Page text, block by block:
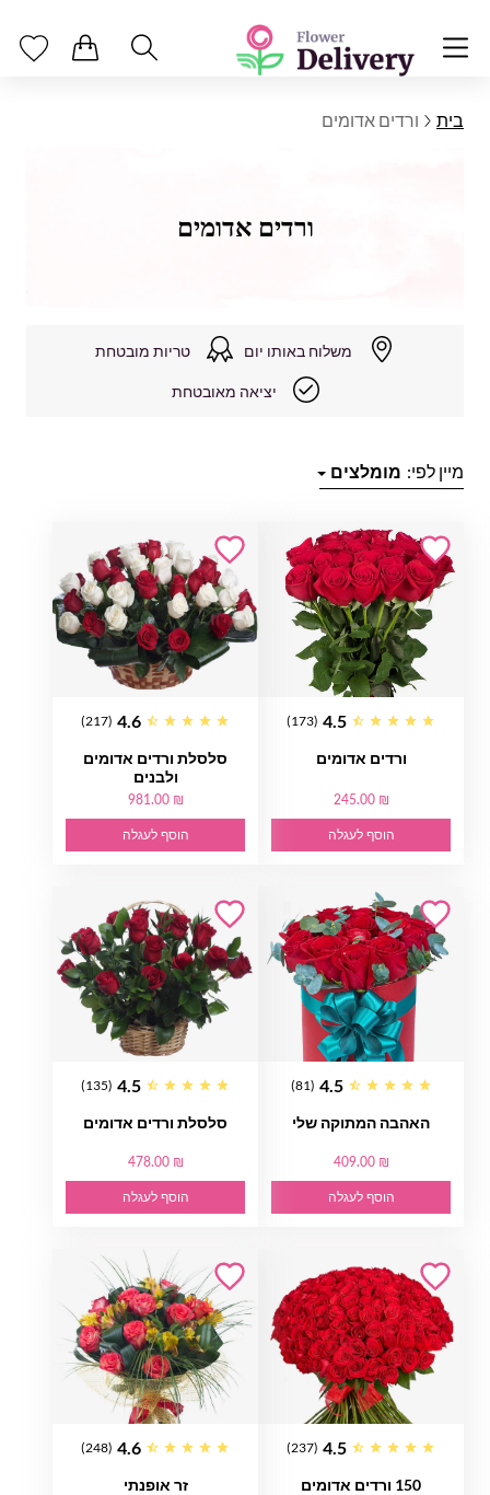
בית ורדים אדומים
ורדים אדומים
משלוח באותו יום טריות מובטחת
יציאה מאובטחת
מיין לפי: מומלצים
4.5
(173)
ורדים אדומים
245.00 ₪
הוסף לעגלה
4.6
(217)
סלסלת ורדים אדומים
ולבנים
981.00 ₪
הוסף לעגלה
4.5
(81)
האהבה המתוקה שלי
409.00 ₪
הוסף לעגלה
4.5
(135)
סלסלת ורדים אדומים
478.00 ₪
הוסף לעגלה
4.5
(237)
150 ורדים אדומים
4.6
(248)
זר אופנתי